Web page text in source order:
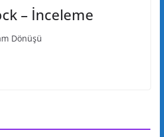
– İnceleme
Dönüşü